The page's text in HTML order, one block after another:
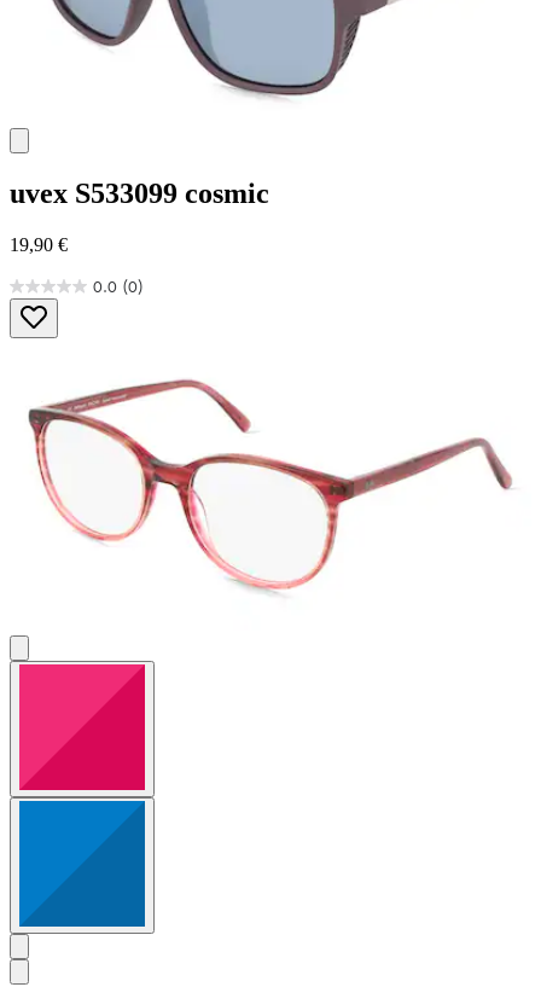
uvex S533099 cosmic
19,90 €
0.0 (0)
0.0
von
5